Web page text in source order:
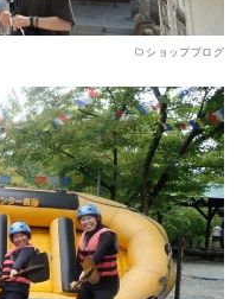
ショップブログ